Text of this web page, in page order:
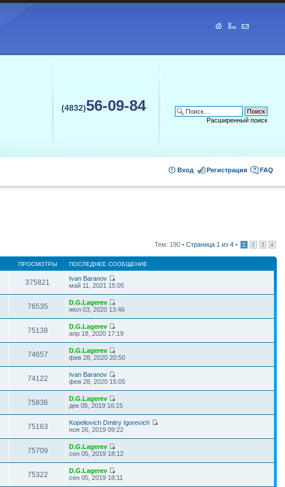
(4832)56-09-84
Расширенный поиск
FAQ
Регистрация
Вход
Тем: 190 • Страница 1 из 4 • 1 2 3 4
ПРОСМОТРЫ ПОСЛЕДНЕЕ СООБЩЕНИЕ
375821
Ivan Baranov
май 11, 2021 15:05
76535
D.G.Lagerev
июл 03, 2020 13:46
75138
D.G.Lagerev
апр 18, 2020 17:19
74657
D.G.Lagerev
фев 28, 2020 20:50
74122
Ivan Baranov
фев 28, 2020 15:05
75836
D.G.Lagerev
дек 05, 2019 16:15
75163
Kopeliovich Dmitry Igorevich
ноя 26, 2019 09:22
75709
D.G.Lagerev
сен 05, 2019 18:12
75322
D.G.Lagerev
сен 05, 2019 18:11